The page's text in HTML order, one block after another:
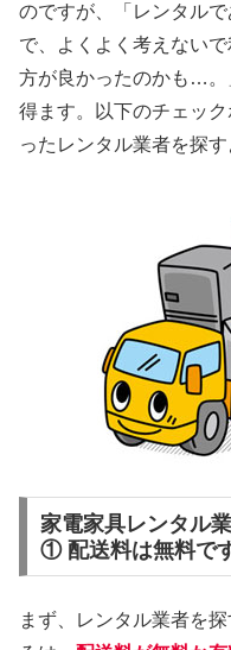
のですが、「レンタル
で、よくよく考えない
方が良かったのかも…。
得ます。以下のチェッ
ったレンタル業者を探
家電家具レンタル
① 配送料は無料で
まず、レンタル業者を